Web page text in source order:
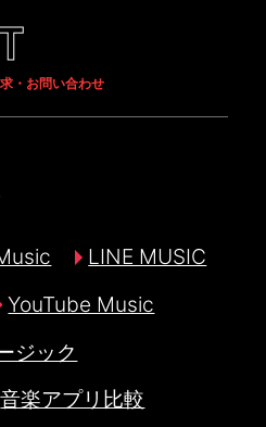
・お問い合わせ
LINE MUSIC
YouTube Music
ジック
音楽アプリ比較